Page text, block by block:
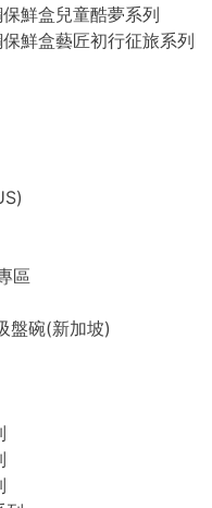
鮮盒兒童酷夢系列
鮮盒藝匠初行征旅系列
區
盤碗(新加坡)